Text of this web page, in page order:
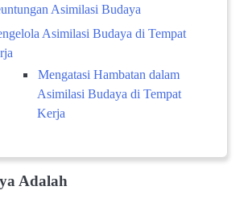
Asimilasi Budaya
Asimilasi Budaya di Tempat
Mengatasi Hambatan dalam
Asimilasi Budaya di Tempat
Kerja
Adalah